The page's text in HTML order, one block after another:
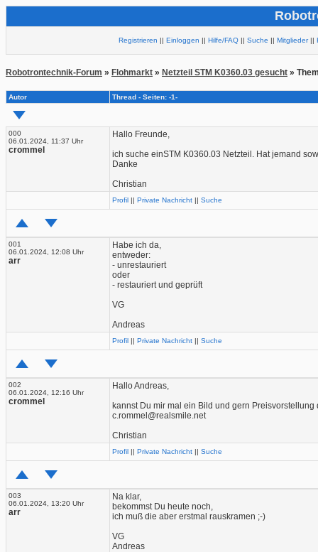
Registrieren || Einloggen || Hilfe/FAQ || Suche || Mitglieder||
Robotrontechnik-Forum » Flohmarkt » Netzteil STM K0360.03 gesucht »
Autor Thread - Seiten: -1-
000
06.01.2024, 11:37 Uhr
crommel
Hallo Freunde,
ich suche einSTM K0360.03 Netzteil. Hat jemand
Danke
Christian
Profil || Private Nachricht || Suche
001
06.01.2024, 12:08 Uhr
arr
Habe ich da,
entweder:
- unrestauriert
oder
- restauriert und geprüft
VG
Andreas
Profil || Private Nachricht || Suche
002
06.01.2024, 12:16 Uhr
crommel
Hallo Andreas,
kannst Du mir mal ein Bild und gern
c.rommel@realsmile.net
Christian
Profil || Private Nachricht || Suche
003
06.01.2024, 13:20 Uhr
arr
Na klar,
bekommst Du heute noch,
ich muß die aber erstmal rauskramen ;-)
VG
Andreas